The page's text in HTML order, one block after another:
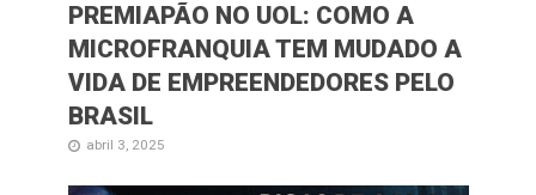
PREMIAPÃO NO UOL: COMO A
MICROFRANQUIA TEM MUDADO A
VIDA DE EMPREENDEDORES PELO
BRASIL
abril 3, 2025